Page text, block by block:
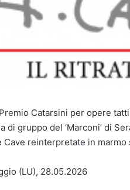
Catarsini per opere
di gruppo del ‘Marconi’ di
Cave reinterpretate in marmo
(LU), 28.05.2026